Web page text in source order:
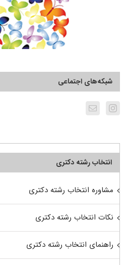
شبکه‌های اجتماعی
انتخاب رشته دکتری
مشاوره انتخاب رشته دکتری
نکات انتخاب رشته دکتری
راهنمای انتخاب رشته دکتری